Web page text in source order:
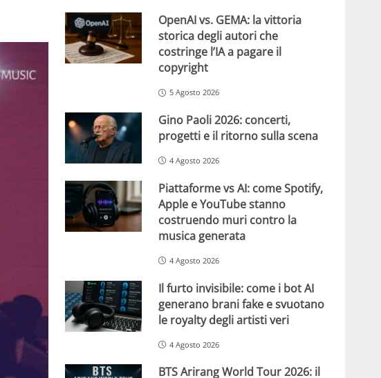
OpenAI vs. GEMA: la vittoria
storica degli autori che
costringe l’IA a pagare il
copyright
5 Agosto 2026
Gino Paoli 2026: concerti,
progetti e il ritorno sulla scena
4 Agosto 2026
Piattaforme vs AI: come Spotify,
Apple e YouTube stanno
costruendo muri contro la
musica generata
4 Agosto 2026
Il furto invisibile: come i bot AI
generano brani fake e svuotano
le royalty degli artisti veri
4 Agosto 2026
BTS Arirang World Tour 2026: il